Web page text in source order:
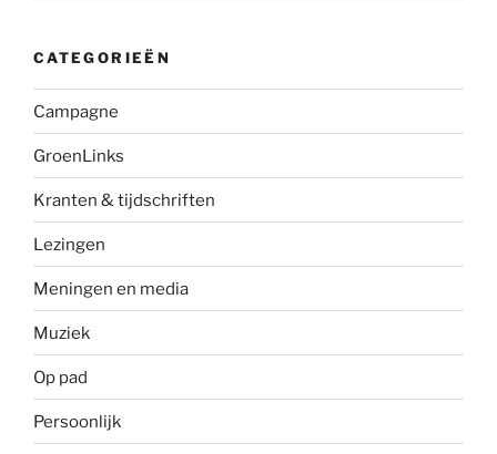
CATEGORIEËN
Campagne
GroenLinks
Kranten & tijdschriften
Lezingen
Meningen en media
Muziek
Op pad
Persoonlijk